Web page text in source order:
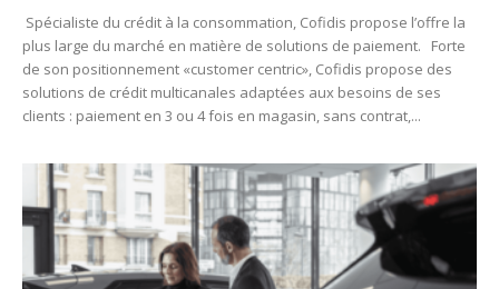
Spécialiste du crédit à la consommation, Cofidis propose l’offre la
plus large du marché en matière de solutions de paiement. Forte
de son positionnement «customer centric», Cofidis propose des
solutions de crédit multicanales adaptées aux besoins de ses
clients : paiement en 3 ou 4 fois en magasin, sans contrat,...